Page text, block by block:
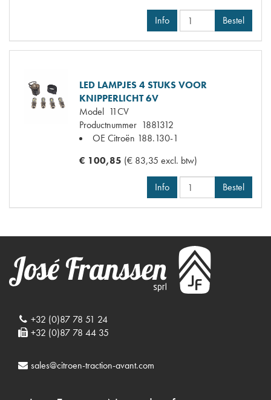
Info Bestel
LED LAMPJES 4 STUKS VOOR
KNIPPERLICHT 6V
Model 11CV
Productnummer 1881312
OE Citroën 188.130-1
€ 100,85 (€ 83,35 excl. btw)
Info Bestel
+32 (0)87 78 51 24
+32 (0)87 78 44 35
sales@citroen-traction-avant.com